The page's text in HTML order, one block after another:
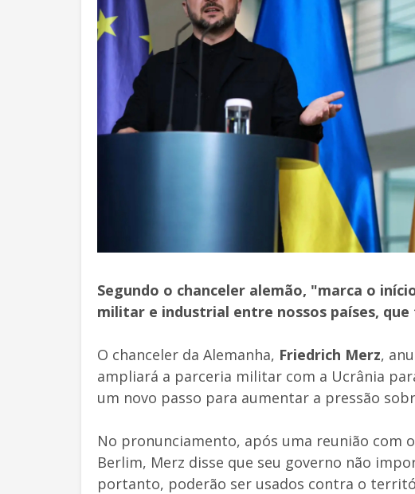
Segundo o chanceler alemão, "marca o
militar e industrial entre nossos países,
O chanceler da Alemanha, Friedrich Merz,
ampliará a parceria militar com a Ucrânia
um novo passo para aumentar a pressão
No pronunciamento, após uma reunião com
Berlim, Merz disse que seu governo não
portanto, poderão ser usados contra o